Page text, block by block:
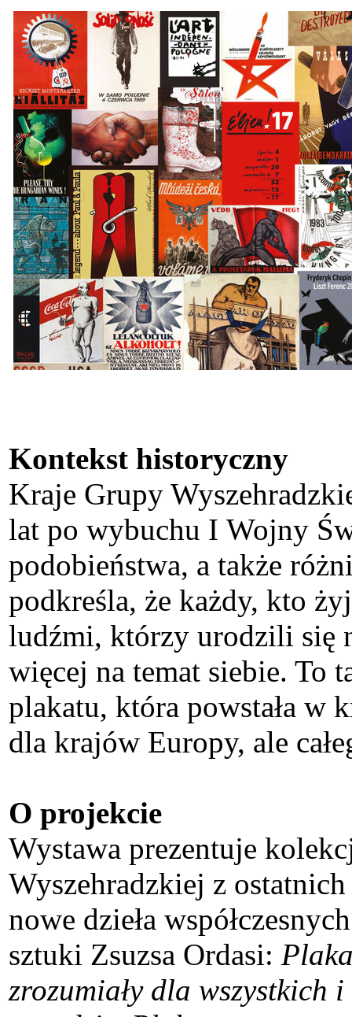
Kontekst historyczny
Kraje Grupy
lat po wybuchu I Wojny
podobieństwa, a także
podkreśla, że każdy, kto
ludźmi, którzy urodzili się
więcej na temat siebie. To
plakatu, która powstała w
dla krajów Europy, ale
O projekcie
Wystawa prezentuje
Wyszehradzkiej z
nowe dzieła
sztuki Zsuzsa Ordasi:
zrozumiały dla wszystkich